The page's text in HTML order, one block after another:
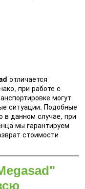
отличается
при работе с
могут
ситуации. Подобные
в данном случае, при
мы гарантируем
стоимости